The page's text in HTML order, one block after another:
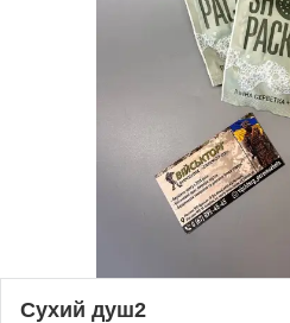
Сухий душ2